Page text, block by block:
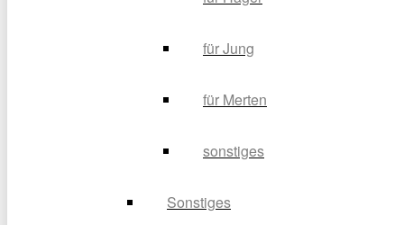
für Jung
für Merten
sonstiges
Sonstiges